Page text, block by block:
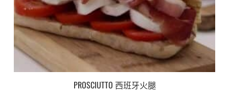
PROSCIUTTO 西班牙火腿